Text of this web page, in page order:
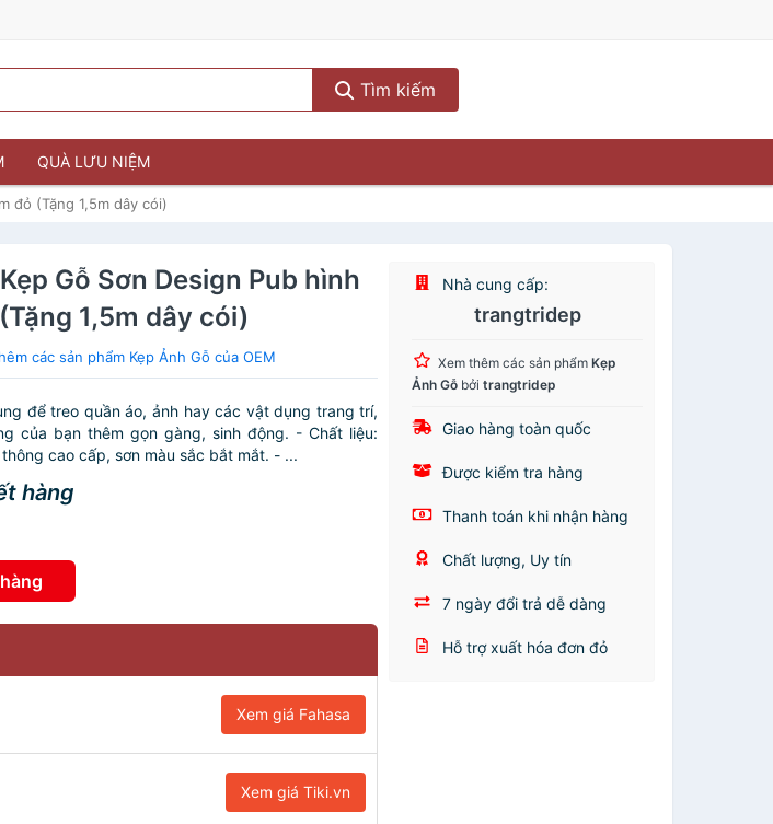
Tìm kiếm
QUÀ LƯU NIỆM
đỏ (Tặng 1,5m dây cói)
Gỗ Sơn Design Pub hình
1,5m dây cói)
các sản phẩm Kẹp Ảnh Gỗ của OEM
để treo quần áo, ảnh hay các vật dụng trang trí,
của bạn thêm gọn gàng, sinh động. - Chất liệu:
cao cấp, sơn màu sắc bắt mắt. - ...
hàng
Xem giá Fahasa
Xem giá Tiki.vn
Nhà cung cấp:
trangtridep
Xem thêm các sản phẩmKẹp
Ảnh Gỗ bởitrangtridep
Giao hàng toàn quốc
Được kiểm tra hàng
Thanh toán khi nhận hàng
Chất lượng, Uy tín
7 ngày đổi trả dễ dàng
Hỗ trợ xuất hóa đơn đỏ